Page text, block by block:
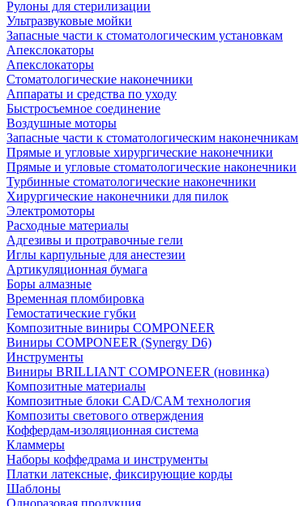
Рулоны для стерилизации
Ультразвуковые мойки
Запасные части к стоматологическим установкам
Апекслокаторы
Апекслокаторы
Стоматологические наконечники
Аппараты и средства по уходу
Быстросъемное соединение
Воздушные моторы
Запасные части к стоматологическим наконечникам
Прямые и угловые хирургические наконечники
Прямые и угловые стоматологические наконечники
Турбинные стоматологические наконечники
Хирургические наконечники для пилок
Электромоторы
Расходные материалы
Адгезивы и протравочные гели
Иглы карпульные для анестезии
Артикуляционная бумага
Боры алмазные
Временная пломбировка
Гемостатические губки
Композитные виниры COMPONEER
Виниры COMPONEER (Synergy D6)
Инструменты
Виниры BRILLIANT COMPONEER (новинка)
Композитные материалы
Композитные блоки CAD/СAM технология
Композиты светового отверждения
Коффердам-изоляционная система
Кламмеры
Наборы коффедрама и инструменты
Платки латексные, фиксирующие корды
Шаблоны
Одноразовая продукция